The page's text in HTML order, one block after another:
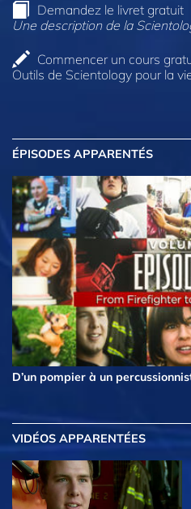
Demandez le livret gratuit
Une description de la
Commencer un cours
Outils de Scientology pour la
ÉPISODES APPARENTÉS
D’un pompier à un
VIDÉOS APPARENTÉES